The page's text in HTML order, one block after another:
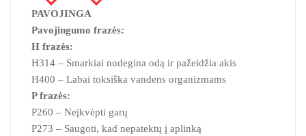
PAVOJINGA
Pavojingumo frazės:
H frazės:
H314 – Smarkiai nudegina odą ir pažeidžia akis
H400 – Labai toksiška vandens organizmams
P frazės:
P260 – Neįkvėpti garų
P273 – Saugoti, kad nepatektų į aplinką